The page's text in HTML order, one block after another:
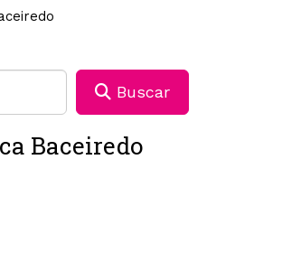
Buscar
Baceiredo